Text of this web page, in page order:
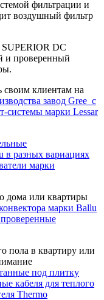
фильтрации и
воздушный фильтр
DC
и проверенный
своим клиентам на
завод Gree с
системы марки Lessar
в разных вариациях
марки
дома или квартиры
марки Ballu
пола в квартиру или
под плитку
кабеля для теплого
Thermo